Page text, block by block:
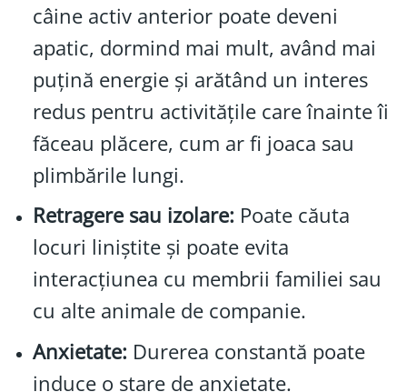
câine activ anterior poate deveni
apatic, dormind mai mult, având mai
puțină energie și arătând un interes
redus pentru activitățile care înainte îi
făceau plăcere, cum ar fi joaca sau
plimbările lungi.
Retragere sau izolare: Poate căuta
locuri liniștite și poate evita
interacțiunea cu membrii familiei sau
cu alte animale de companie.
Anxietate: Durerea constantă poate
induce o stare de anxietate.